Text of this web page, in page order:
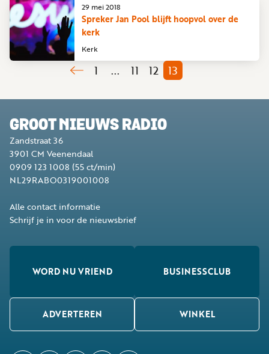
Kerk
Spreker Jan Pool blijft hoopvol over de
kerk
29 mei 2018
1 ... 11 12 13
GROOT NIEUWS RADIO
Zandstraat 36
3901 CM Veenendaal
0909 123 1008 (55 ct/min)
NL29RABO0319001008
Alle contact informatie
Schrijf je in voor de nieuwsbrief
WORD NU VRIEND BUSINESSCLUB
ADVERTEREN WINKEL